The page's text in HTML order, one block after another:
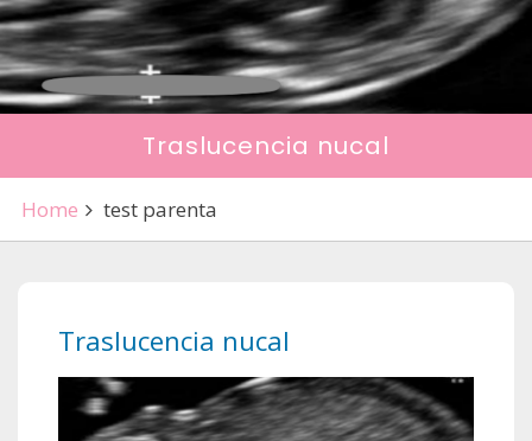
Traslucencia nucal
Home test parenta
Traslucencia nucal